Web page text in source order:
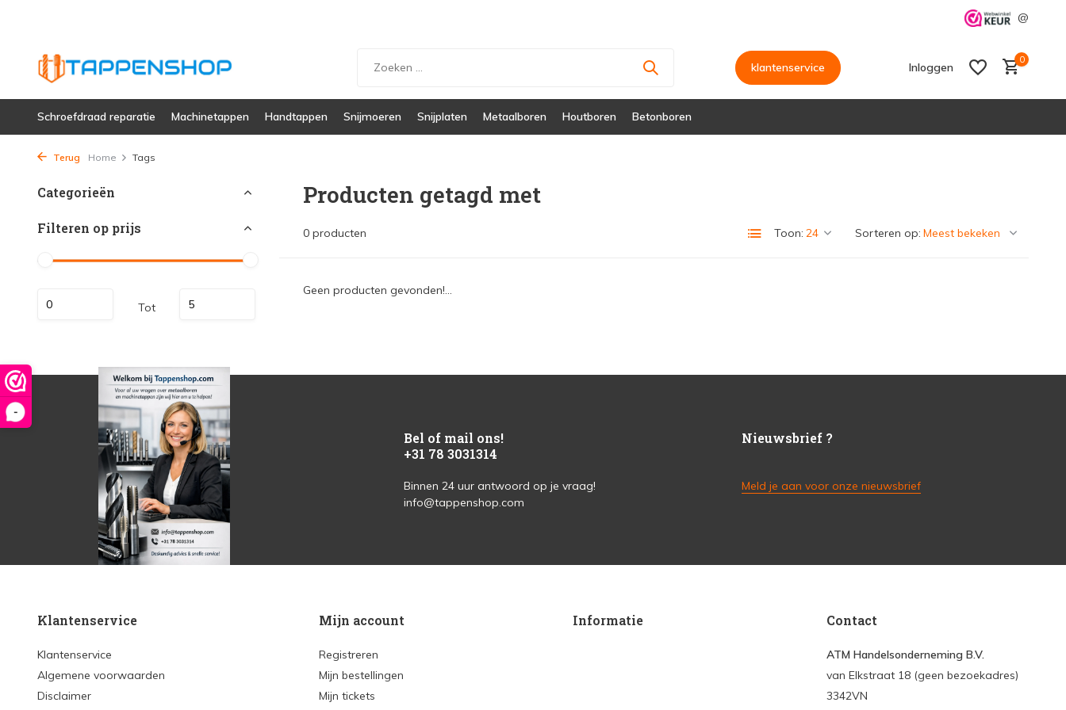
-
@
klantenservice Inloggen
0
Schroefdraad reparatie Machinetappen Handtappen Snijmoeren Snijplaten Metaalboren Houtboren Betonboren
Terug Home Tags
Categorieën
Filteren op prijs
Tot
Producten getagd met
0 producten Toon: Sorteren op:
Geen producten gevonden!...
Bel of mail ons!
+31 78 3031314
Binnen 24 uur antwoord op je vraag!
info@tappenshop.com
Nieuwsbrief ?
Meld je aan voor onze nieuwsbrief
Klantenservice
Klantenservice
Algemene voorwaarden
Disclaimer
Mijn account
Registreren
Mijn bestellingen
Mijn tickets
Informatie Contact
ATM Handelsonderneming B.V.
van Elkstraat 18 (geen bezoekadres)
3342VN